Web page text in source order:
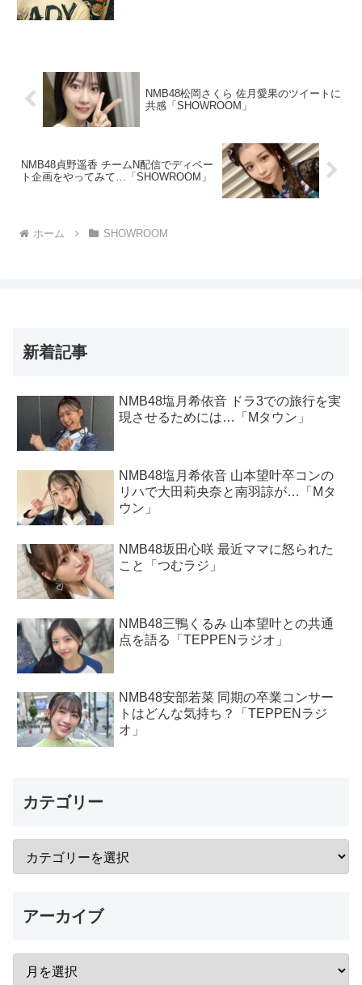
NMB48松岡さくら 佐月愛果のツイートに
共感「SHOWROOM」
NMB48貞野遥香 チームN配信でディベー
ト企画をやってみて…「SHOWROOM」
ホーム SHOWROOM
新着記事
NMB48塩月希依音 ドラ3での旅行を実
現させるためには…「Mタウン」
NMB48塩月希依音 山本望叶卒コンの
リハで大田莉央奈と南羽諒が…「Mタ
ウン」
NMB48坂田心咲 最近ママに怒られた
こと「つむラジ」
NMB48三鴨くるみ 山本望叶との共通
点を語る「TEPPENラジオ」
NMB48安部若菜 同期の卒業コンサー
トはどんな気持ち？「TEPPENラジ
オ」
カテゴリー
アーカイブ